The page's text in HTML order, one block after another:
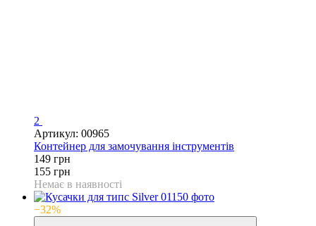
2
Артикул: 00965
Контейнер для замочування інструментів
149 грн
155 грн
Немає в наявності
−32%